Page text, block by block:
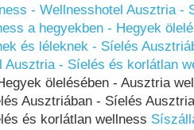
- Wellnesshotel Ausztria -
a hegyekben - Hegyek
és léleknek - Síelés
Ausztria - Síelés és korlátlan
ölelésében - Ausztria
Ausztriában - Síelés
és korlátlan wellness